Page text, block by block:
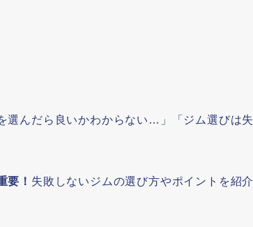
選んだら良いかわからない…」「ジム選びは失
要！ 失敗しないジムの選び方やポイントを紹介